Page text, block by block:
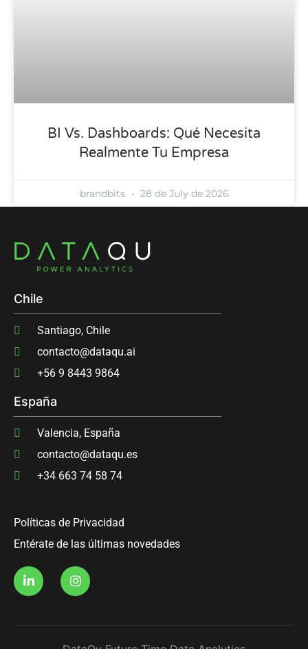
BI Vs. Dashboards: Qué Necesita
Realmente Tu Empresa
brandbits 28 de July de 2026
Chile
Santiago, Chile
contacto@dataqu.ai
‭+56 9 8443 9864‬
España
Valencia, España
contacto@dataqu.es
+34 663 74 58 74
Políticas de Privacidad
Entérate de las últimas novedades